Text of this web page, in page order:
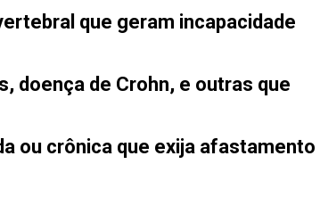
que geram incapacidade
doença de Crohn, e outras que
ou crônica que exija afastamento